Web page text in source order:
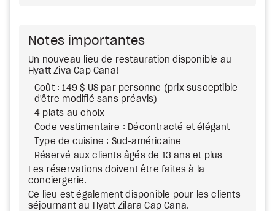
Notes importantes
Un nouveau lieu de restauration disponible au
Hyatt Ziva Cap Cana!
Coût : 149 $ US par personne (prix susceptible
d'être modifié sans préavis)
4 plats au choix
Code vestimentaire : Décontracté et élégant
Type de cuisine : Sud-américaine
Réservé aux clients âgés de 13 ans et plus
Les réservations doivent être faites à la
conciergerie.
Ce lieu est également disponible pour les clients
séjournant au Hyatt Zilara Cap Cana.